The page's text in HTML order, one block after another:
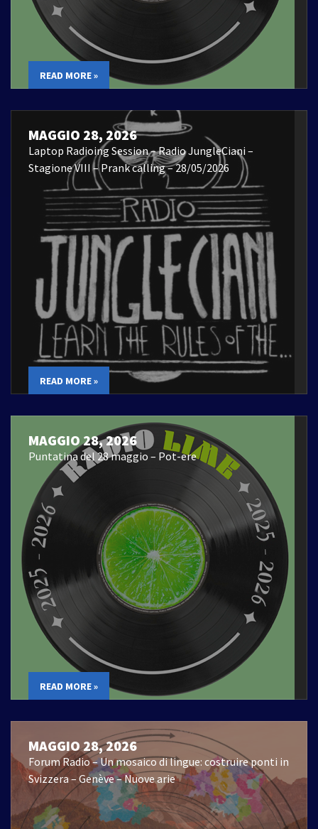
READ MORE »
MAGGIO 28, 2026
Laptop Radioing Session – Radio JungleCiani –
Stagione VIII – Prank calling – 28/05/2026
READ MORE »
MAGGIO 28, 2026
Puntatina del 28 maggio – Pot-ere
READ MORE »
MAGGIO 28, 2026
Forum Radio – Un mosaico di lingue: costruire ponti in
Svizzera – Genève – Nuove arie